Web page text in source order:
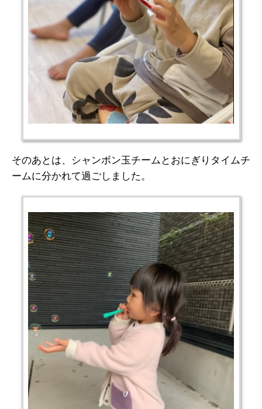
そのあとは、シャンボン玉チームとおにぎりタイムチ
ームに分かれて過ごしました。